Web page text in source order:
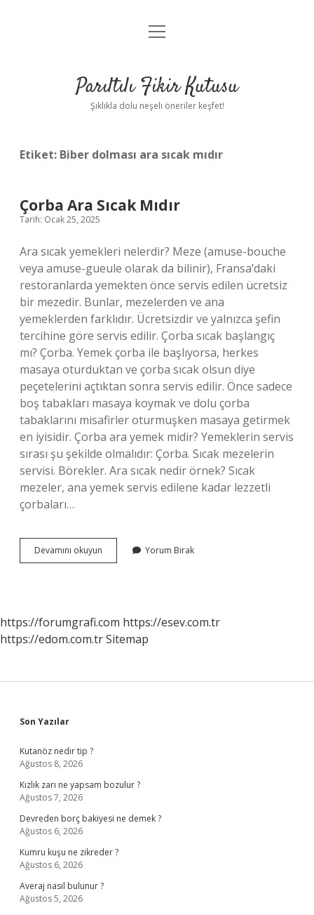
Anasayfa
Yasal Uyarı
menüyü
Parıltılı Fikir Kutusu
Şıklıkla dolu neşeli öneriler keşfet!
Etiket: Biber dolması ara sıcak mıdır
Çorba Ara Sıcak Mıdır
Tarih: Ocak 25, 2025
Ara sıcak yemekleri nelerdir? Meze (amuse-bouche
veya amuse-gueule olarak da bilinir), Fransa’daki
restoranlarda yemekten önce servis edilen ücretsiz
bir mezedir. Bunlar, mezelerden ve ana
yemeklerden farklıdır. Ücretsizdir ve yalnızca şefin
tercihine göre servis edilir. Çorba sıcak başlangıç
mı? Çorba. Yemek çorba ile başlıyorsa, herkes
masaya oturduktan ve çorba sıcak olsun diye
peçetelerini açtıktan sonra servis edilir. Önce sadece
boş tabakları masaya koymak ve dolu çorba
tabaklarını misafirler oturmuşken masaya getirmek
en iyisidir. Çorba ara yemek midir? Yemeklerin servis
sırası şu şekilde olmalıdır: Çorba. Sıcak mezelerin
servisi. Börekler. Ara sıcak nedir örnek? Sıcak
mezeler, ana yemek servis edilene kadar lezzetli
çorbaları…
Devamını okuyun
Ara
Yorum Bırak
https://forumgrafi.com https://esev.com.tr
https://edom.com.trSitemap
Sidebar
Son Yazılar
Kutanöz nedir tip ?
Ağustos 8, 2026
Kızlık zarı ne yapsam bozulur ?
Ağustos 7, 2026
Devreden borç bakiyesi ne demek ?
Ağustos 6, 2026
Kumru kuşu ne zikreder ?
Ağustos 6, 2026
Averaj nasıl bulunur ?
Ağustos 5, 2026